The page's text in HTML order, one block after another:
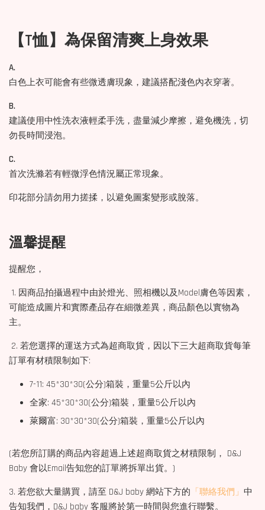
【T恤】為保留清爽上身效果
A.
白色上衣可能會有些微透膚現象，建議搭配淺色內衣穿著。
B.
建議使用中性洗衣液輕柔手洗，盡量減少摩擦，避免機洗，切
勿長時間浸泡。
C.
首次洗滌若有輕微浮色情況屬正常現象。
印花部分請勿用力搓揉，以避免圖案變形或脫落。
溫馨提醒
提醒您，
1. 因商品拍攝過程中由於燈光、照相機以及Model膚色等因素，
可能造成圖片和實際產品存在細微差異，商品顏色以實物為
主。
2. 若您選擇的運送方式為超商取貨，因以下三大超商取貨每筆
訂單有材積限制如下:
7-11: 45*30*30(公分)箱裝，重量5公斤以內
全家: 45*30*30(公分)箱裝，重量5公斤以內
萊爾富: 30*30*30(公分)箱裝，重量5公斤以內
(若您所訂購的商品內容超過上述超商取貨之材積限制， D&J
Baby 會以Email告知您的訂單將拆單出貨。)
3. 若您欲大量購買，請至 D&J baby 網站下方的 「聯絡我們」 中
告知我們，D&J baby 客服將於第一時間與您進行聯繫。